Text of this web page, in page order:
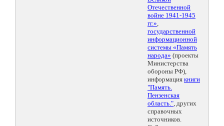
Отечественной
войне 1941-1945
гг.»,
государственной
информационной
системы «Память
народа» (проекты
Министерства
обороны РФ),
информация книги
"Память.
Пензенская
область.", других
справочных
источников.